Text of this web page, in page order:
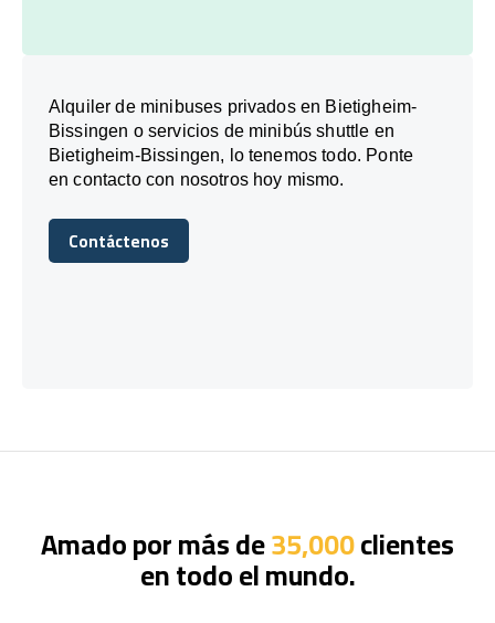
Alquiler de minibuses privados en Bietigheim-
Bissingen o servicios de minibús shuttle en
Bietigheim-Bissingen, lo tenemos todo. Ponte
en contacto con nosotros hoy mismo.
Contáctenos
Contáctenos
Amado por más de35,000clientes
en todo el mundo.